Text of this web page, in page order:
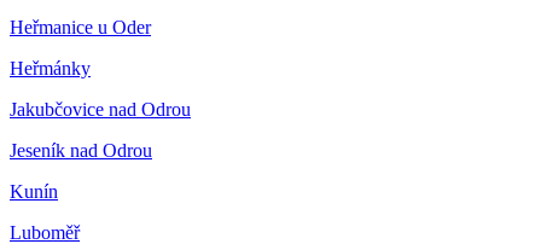
Heřmanice u Oder
Heřmánky
Jakubčovice nad Odrou
Jeseník nad Odrou
Kunín
Luboměř